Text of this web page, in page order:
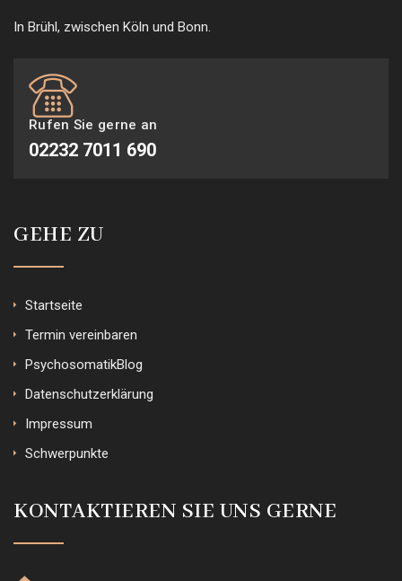
In Brühl, zwischen Köln und Bonn.
Rufen Sie gerne an
02232 7011 690
GEHE ZU
Startseite
Termin vereinbaren
PsychosomatikBlog
Datenschutzerklärung
Impressum
Schwerpunkte
KONTAKTIEREN SIE UNS GERNE